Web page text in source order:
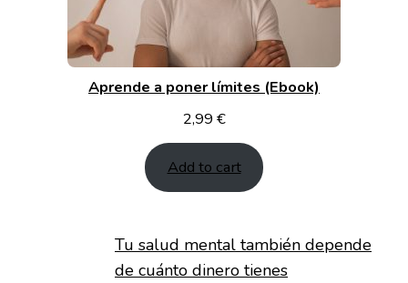
Aprende a poner límites (Ebook)
2,99 €
Add to cart
Tu salud mental también depende
de cuánto dinero tienes